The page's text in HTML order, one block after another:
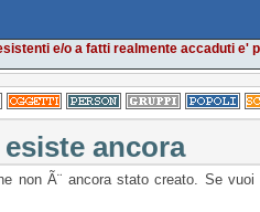
e/o a fatti realmente accaduti e'
ancora
non Ã¨ ancora stato creato. Se